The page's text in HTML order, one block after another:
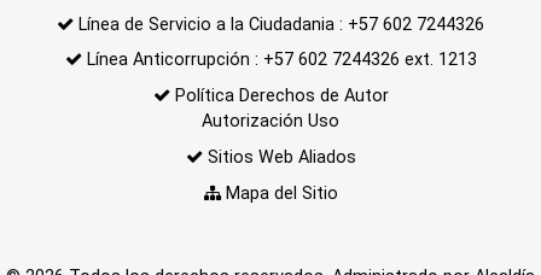
Línea de Servicio a la Ciudadania : +57 602 7244326
Línea Anticorrupción : +57 602 7244326 ext. 1213
Política Derechos de Autor
Autorización Uso
Sitios Web Aliados
Mapa del Sitio